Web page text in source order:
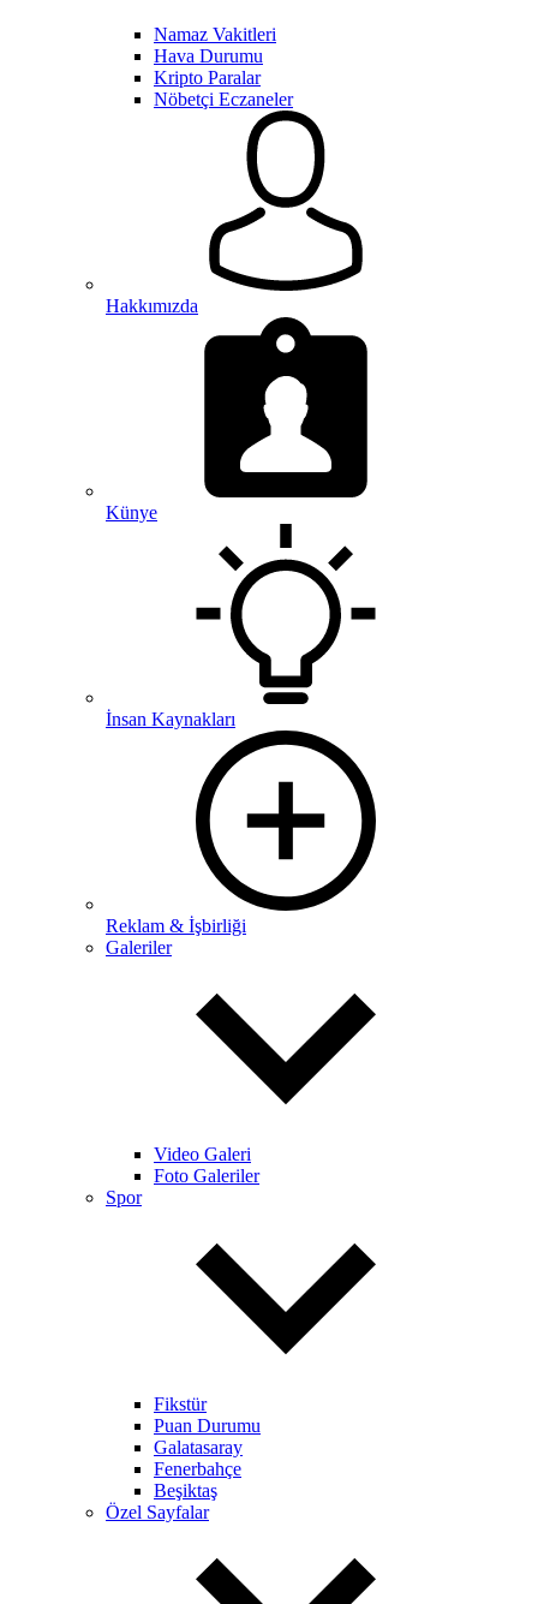
Namaz Vakitleri
Hava Durumu
Kripto Paralar
Nöbetçi Eczaneler
Hakkımızda
Künye
İnsan Kaynakları
Reklam & İşbirliği
Galeriler
Video Galeri
Foto Galeriler
Spor
Fikstür
Puan Durumu
Galatasaray
Fenerbahçe
Beşiktaş
Özel Sayfalar